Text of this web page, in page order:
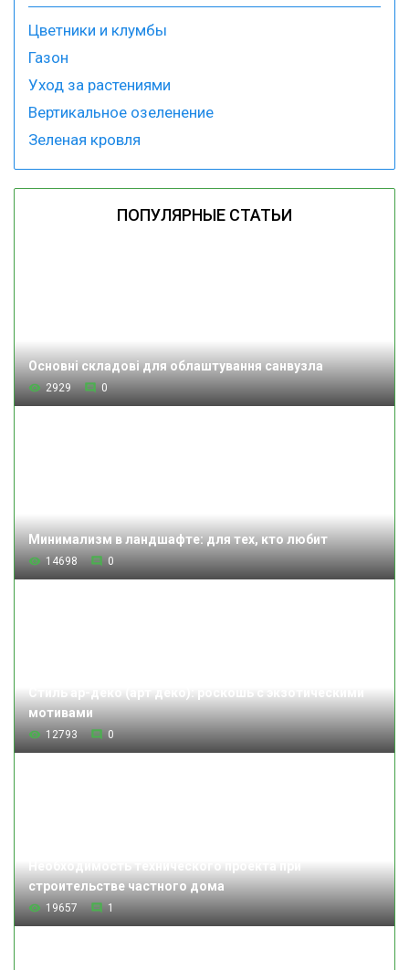
Цветники и клумбы
Газон
Уход за растениями
Вертикальное озеленение
Зеленая кровля
ПОПУЛЯРНЫЕ СТАТЬИ
Основні складові для облаштування санвузла
2929 0
Минимализм в ландшафте: для тех, кто любит
14698 0
мотивами
12793 0
строительстве частного дома
19657 1